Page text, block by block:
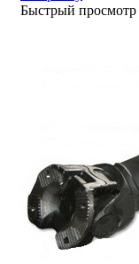
Быстрый просмотр